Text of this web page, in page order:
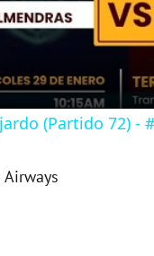
a
y
(Partido 72)